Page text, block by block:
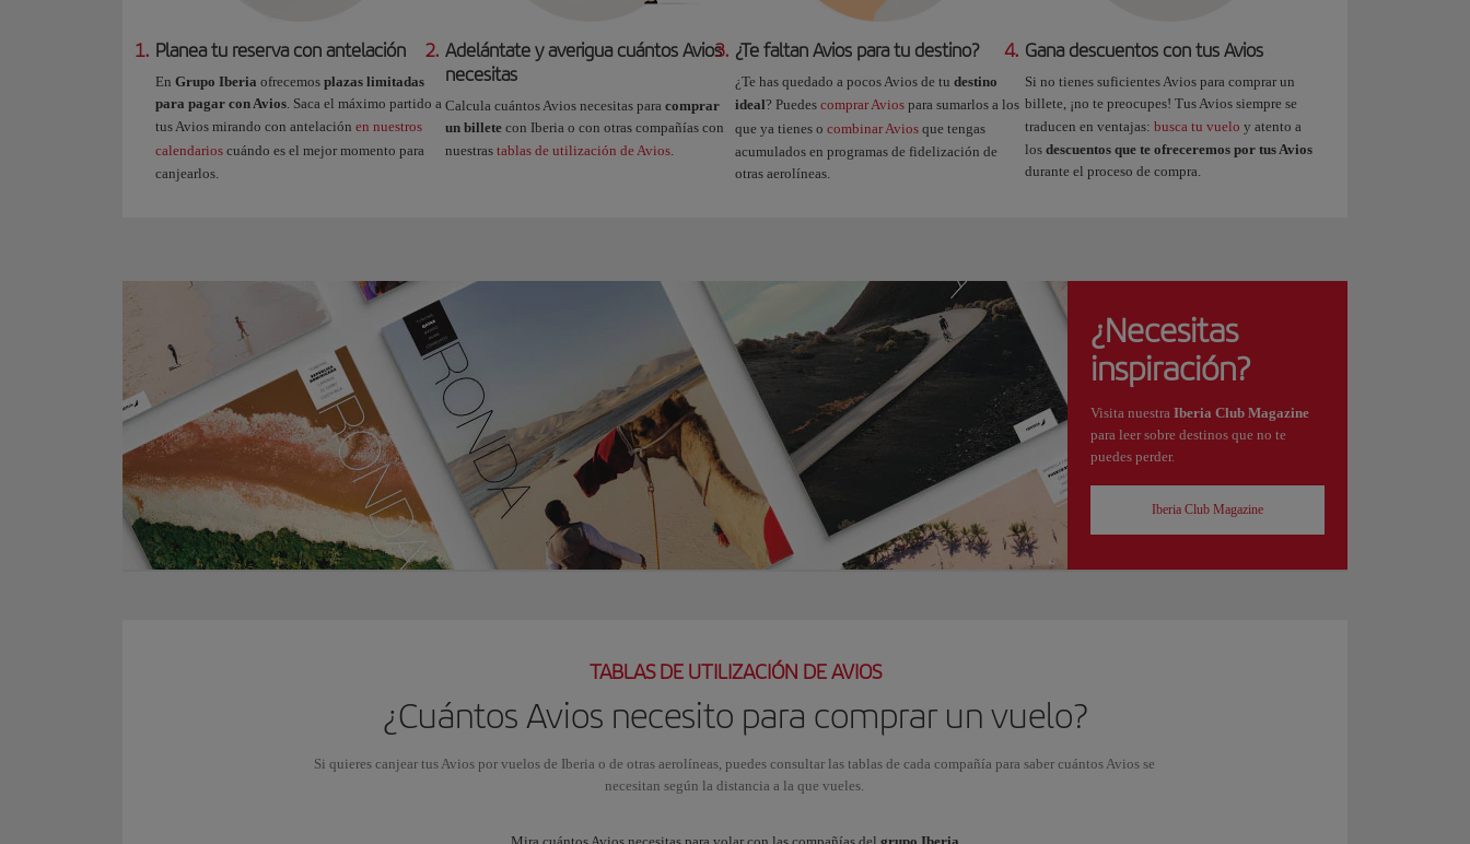
1. Planea tu reserva con antelación
En Grupo Iberia ofrecemos plazas limitadas
para pagar con Avios. Saca el máximo partido a
tus Avios mirando con antelación en nuestros
calendarios cuándo es el mejor momento para
canjearlos.
2. Adelántate y averigua cuántos Avios
necesitas
Calcula cuántos Avios necesitas para comprar
un billete con Iberia o con otras compañías con
nuestras tablas de utilización de Avios.
3. ¿Te faltan Avios para tu destino?
¿Te has quedado a pocos Avios de tu destino
ideal? Puedes comprar Avios para sumarlos a los
que ya tienes o combinar Avios que tengas
acumulados en programas de fidelización de
otras aerolíneas.
4. Gana descuentos con tus Avios
Si no tienes suficientes Avios para comprar un
billete, ¡no te preocupes! Tus Avios siempre se
traducen en ventajas: busca tu vuelo y atento a
los descuentos que te ofreceremos por tus Avios
durante el proceso de compra.
¿Necesitas
inspiración?
Visita nuestra Iberia Club Magazine
para leer sobre destinos que no te
puedes perder.
Iberia Club Magazine
TABLAS DE UTILIZACIÓN DE AVIOS
¿Cuántos Avios necesito para comprar un vuelo?
Si quieres canjear tus Avios por vuelos de Iberia o de otras aerolíneas, puedes consultar las tablas de cada compañía para saber cuántos Avios se
necesitan según la distancia a la que vueles.